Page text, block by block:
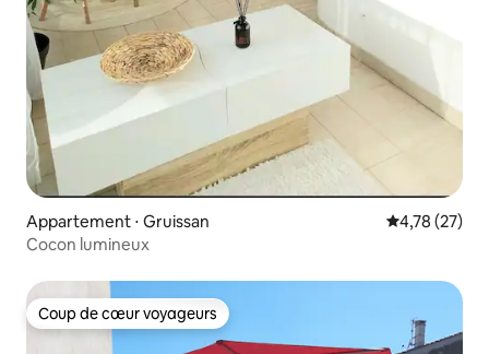
Appartement ⋅ Gruissan Évaluation
4,78 (27)
Cocon lumineux
Coup de cœur voyageurs
Coup de cœur voyageurs